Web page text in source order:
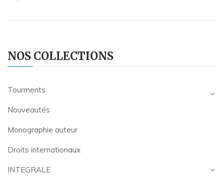
NOS COLLECTIONS
Tourments
Nouveautés
Monographie auteur
Droits internationaux
INTEGRALE